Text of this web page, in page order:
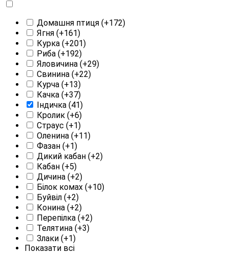
Домашня птиця (+172)
Ягня (+161)
Курка (+201)
Риба (+192)
Яловичина (+29)
Свинина (+22)
Курча (+13)
Качка (+37)
Індичка (41)
Кролик (+6)
Страус (+1)
Оленина (+11)
Фазан (+1)
Дикий кабан (+2)
Кабан (+5)
Дичина (+2)
Білок комах (+10)
Буйвіл (+2)
Конина (+2)
Перепілка (+2)
Телятина (+3)
Злаки (+1)
Показати всі